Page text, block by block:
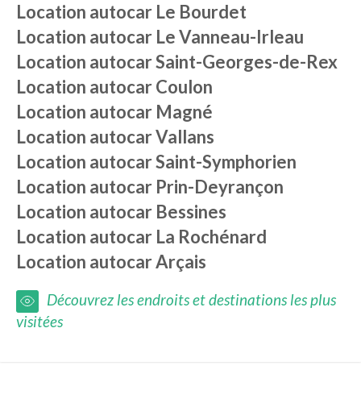
Location autocar Le Bourdet
Location autocar Le Vanneau-Irleau
Location autocarSaint-Georges-de-Rex
Location autocarCoulon
Location autocar Magné
Location autocarVallans
Location autocarSaint-Symphorien
Location autocar Prin-Deyrançon
Location autocar Bessines
Location autocar La Rochénard
Location autocarArçais
Découvrez les endroits et destinations les plus
visitées